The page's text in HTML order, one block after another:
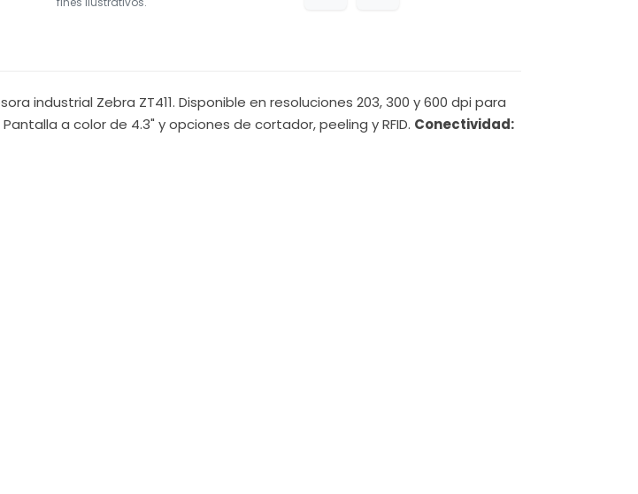
industrial Zebra ZT411. Disponible en resoluciones 203, 300 y 600 dpi para
a color de 4.3" y opciones de cortador, peeling y RFID. Conectividad: